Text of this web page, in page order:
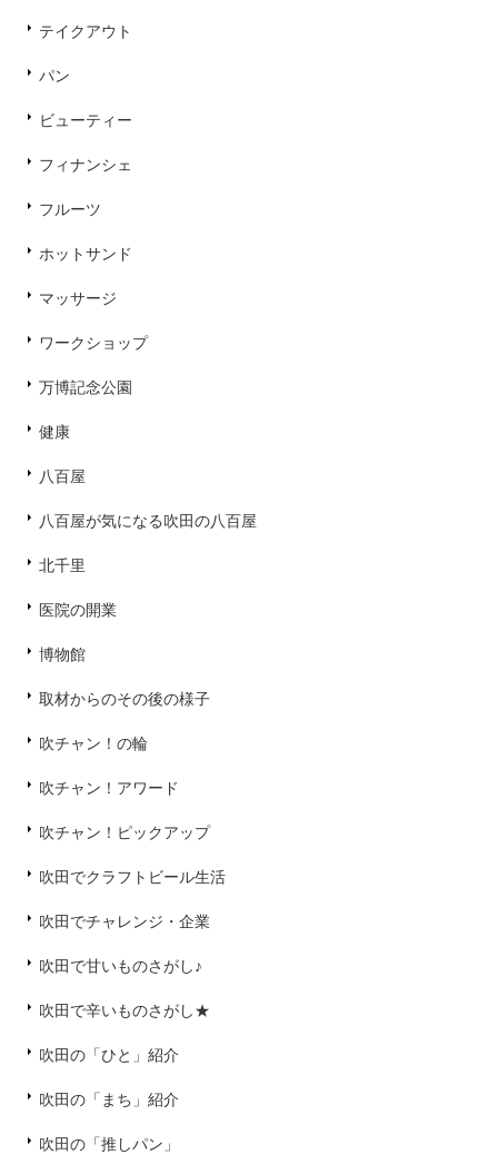
テイクアウト
パン
ビューティー
フィナンシェ
フルーツ
ホットサンド
マッサージ
ワークショップ
万博記念公園
健康
八百屋
八百屋が気になる吹田の八百屋
北千里
医院の開業
博物館
取材からのその後の様子
吹チャン！の輪
吹チャン！アワード
吹チャン！ピックアップ
吹田でクラフトビール生活
吹田でチャレンジ・企業
吹田で甘いものさがし♪
吹田で辛いものさがし★
吹田の「ひと」紹介
吹田の「まち」紹介
吹田の「推しパン」